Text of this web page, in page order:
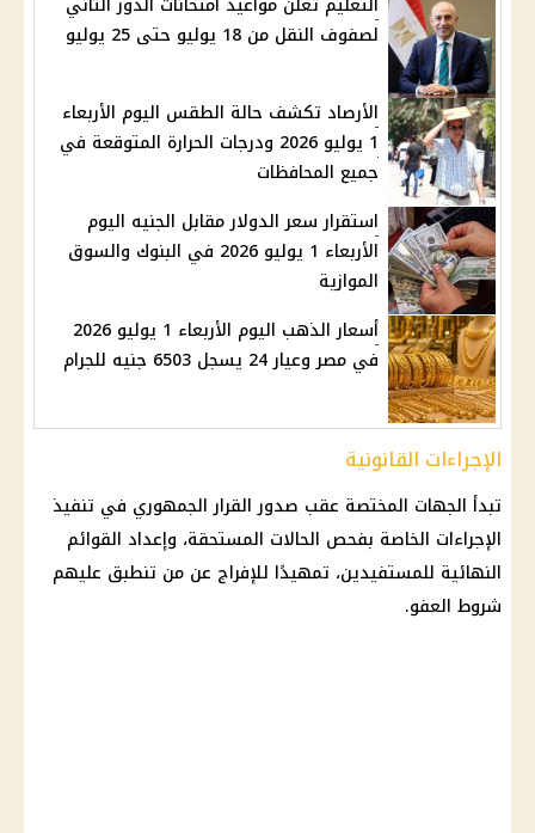
لصفوف النقل من 18 يوليو حتى 25 يوليو
الأرصاد تكشف حالة الطقس اليوم الأربعاء
1 يوليو 2026 ودرجات الحرارة المتوقعة في
جميع المحافظات
استقرار سعر الدولار مقابل الجنيه اليوم
الأربعاء 1 يوليو 2026 في البنوك والسوق
الموازية
أسعار الذهب اليوم الأربعاء 1 يوليو 2026
في مصر وعيار 24 يسجل 6503 جنيه للجرام
الإجراءات القانونية
تبدأ الجهات المختصة عقب صدور القرار الجمهوري في تنفيذ
الإجراءات الخاصة بفحص الحالات المستحقة، وإعداد القوائم
النهائية للمستفيدين، تمهيدًا للإفراج عن من تنطبق عليهم
شروط العفو.